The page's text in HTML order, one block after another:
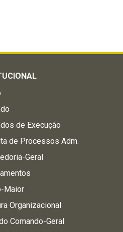
de Execução
de Processos Adm.
Geral
Maior
Organizacional
Comando-Geral